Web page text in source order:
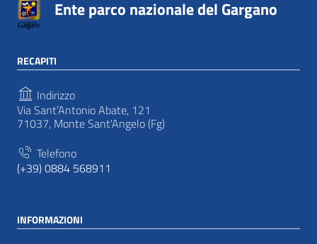
Ente parco nazionale del Gargano
RECAPITI
Indirizzo
Via Sant’Antonio Abate, 121
71037, Monte Sant'Angelo (Fg)
Telefono
(+39) 0884 568911
INFORMAZIONI